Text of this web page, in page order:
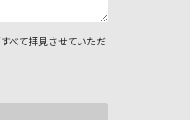
べて拝見させていただ